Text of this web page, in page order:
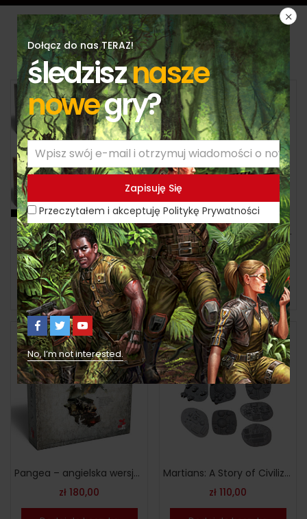
Produkty
-40%
Pakiet gier BLACK FRIDAY
zł499,00 zł831,00
Dodaj do koszyka
Kur-Nu-Gi – polska wersja limitowana
zł249,00
Dodaj do koszyka
Pangea – angielska wersja limitowana
zł 180,00
Martians: A Story of Civilization – budynki kolekcjonerskie
zł 110,00
Dołącz do nas TERAZ!
śledzisznasze
nowegry?
Przeczytałem i akceptuję Politykę Prywatności
No, I’m not interested.